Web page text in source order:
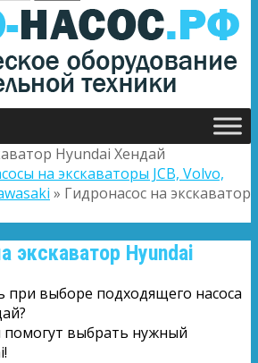
Hyundai Хендай
на экскаваторы JCB, Volvo,
» Гидронасос на экскаватор
экскаватор Hyundai
при выборе подходящего насоса
выбрать нужный